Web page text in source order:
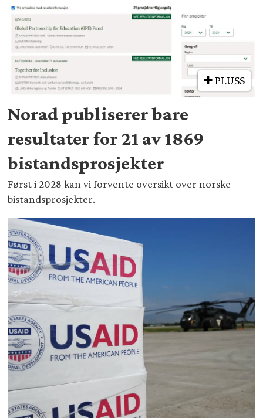
PLUSS
Norad publiserer bare
resultater for 21 av 1869
bistandsprosjekter
Først i 2028 kan vi forvente oversikt over norske
bistandsprosjekter.